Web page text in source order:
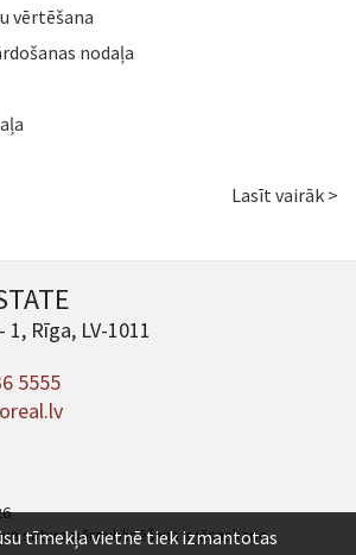
vērtēšana
nodaļa
Lasīt vairāk >
Rīga, LV-1011
5555
satura pārpublicēšana ir jāsaskaņo.
tīmekļa vietnē tiek izmantotas